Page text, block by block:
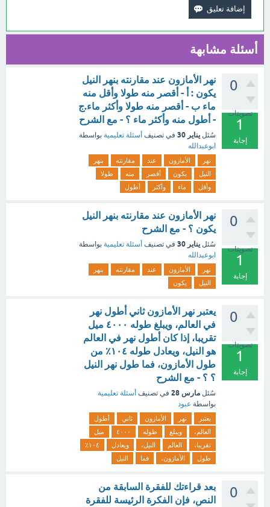
أسئلة مشابهة
0
تصويتات
1
إجابة
نهر الأمازون عند مقارنته بنهر النيل
يكون : أ - أقصر منه طولا وأقل منه
ماء ب - أقصر منه طولا وأكثر ماء.ج
- أطول منه وأكثر ماء ؟ - مع الشرح
سُئل يناير 30 في تصنيف أسئلة تعليمية بواسطة
ابوعبدالله
نهر الأمازون عند مقارنته
بنهر
النيل
يكون أقصر منه
طولا
وأقل
ماء وأكثر أطول
0
تصويتات
1
إجابة
نهر الأمازون عند مقارنته بنهر النيل
يكون ؟ - مع الشرح
سُئل يناير 30 في تصنيف أسئلة تعليمية بواسطة
ابوعبدالله
نهر الأمازون عند مقارنته
بنهر
النيل
يكون
0
تصويتات
1
إجابة
يعتبر نهر الأمازون ثاني أطول نهر
في العالم، ويبلغ طوله ٤٠٠٠ ميل
تقريبا، إذا كان أطول نهر في العالم
هو النيل، ويعادل طوله ١٠٤٪ من
طول الأمازون، فما طول نهر النيل
؟ ؟ - مع الشرح
سُئل مارس 28 في تصنيف أسئلة تعليمية
بواسطة عبود
يعتبر نهر الأمازون ثاني
أطول
العالم،
ويبلغ طوله ٤٠٠٠
ميل
تقريبا،
العالم النيل، ويعادل
١٠٤٪
طول
الأمازون، فما النيل
0
بعد قراءتك للفقرة السابقة من
النص، فإن الفكرة الرئيسة للفقرة